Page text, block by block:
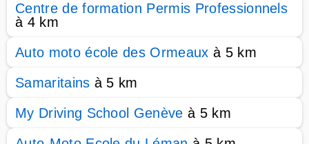
Centre de formation Permis Professionnels
à 4 km
Auto moto école des Ormeaux à 5 km
Samaritains à 5 km
My Driving School Genève à 5 km